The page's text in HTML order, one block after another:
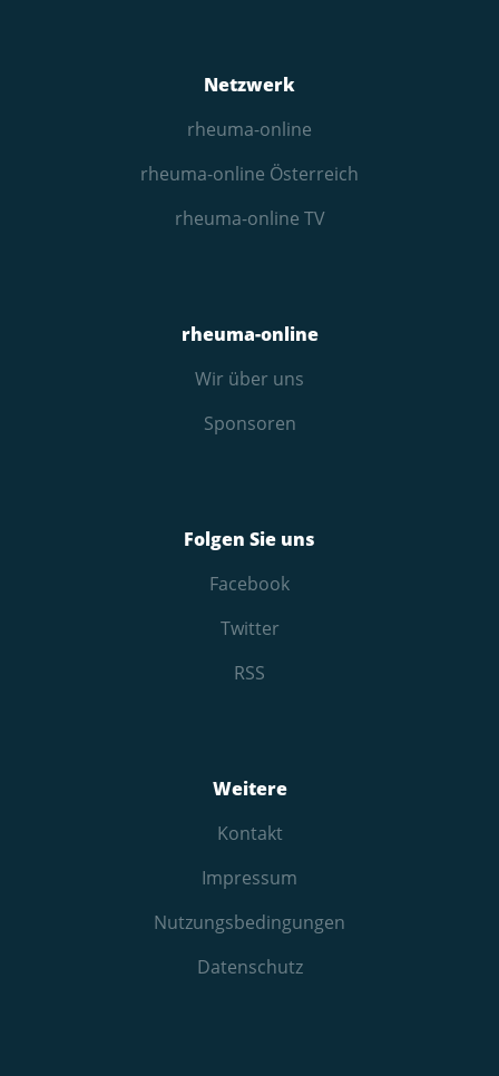
Netzwerk
rheuma-online
rheuma-online Österreich
rheuma-online TV
rheuma-online
Wir über uns
Sponsoren
Folgen Sie uns
Facebook
Twitter
RSS
Weitere
Kontakt
Impressum
Nutzungs­bedingungen
Datenschutz